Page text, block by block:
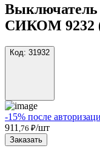
Выключатель
СИКОМ 9232
Код: 31932
-15% после
911 ,76 ₽/шт
Заказать